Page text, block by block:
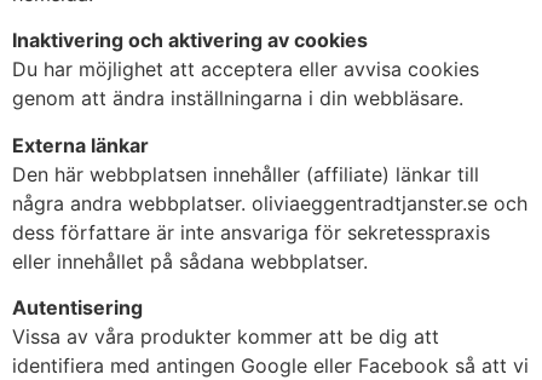
Inaktivering och aktivering av cookies
Du har möjlighet att acceptera eller avvisa cookies
genom att ändra inställningarna i din webbläsare.
Externa länkar
Den här webbplatsen innehåller (affiliate) länkar till
några andra webbplatser. oliviaeggentradtjanster.se och
dess författare är inte ansvariga för sekretesspraxis
eller innehållet på sådana webbplatser.
Autentisering
Vissa av våra produkter kommer att be dig att
identifiera med antingen Google eller Facebook så att vi